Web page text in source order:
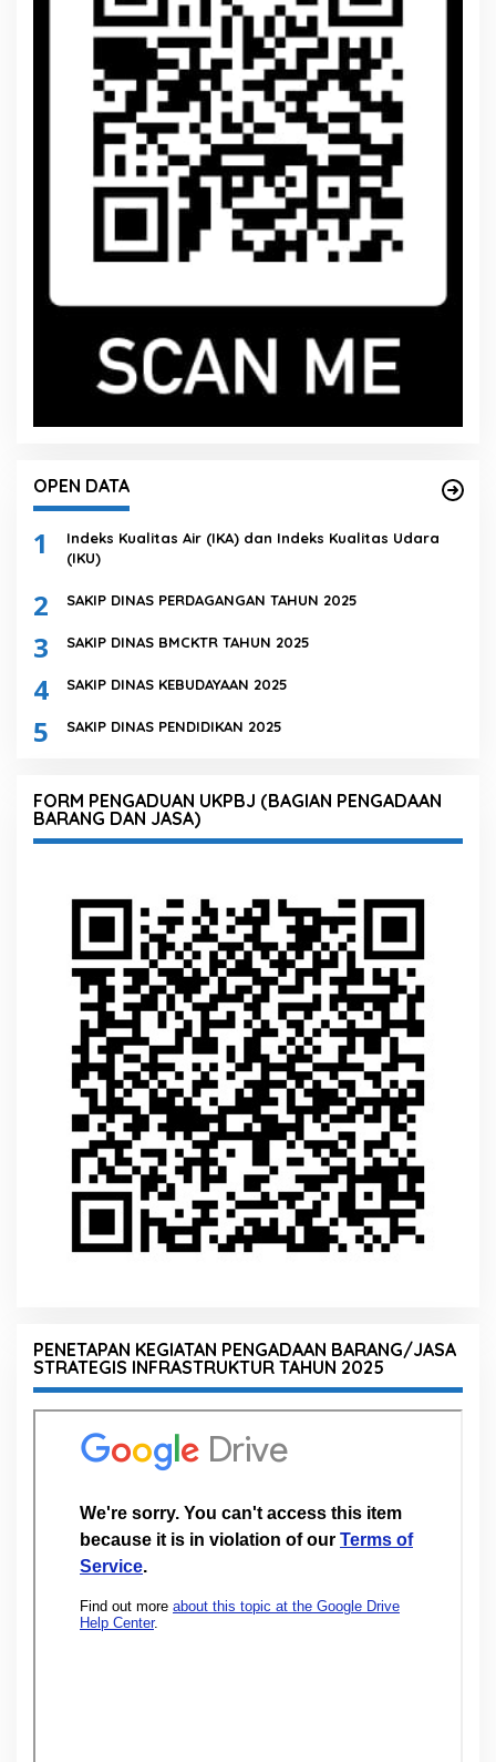
OPEN DATA
1
Indeks Kualitas Air (IKA) dan Indeks Kualitas Udara
(IKU)
2 SAKIP DINAS PERDAGANGAN TAHUN 2025
3 SAKIP DINAS BMCKTR TAHUN 2025
4 SAKIP DINAS KEBUDAYAAN 2025
5 SAKIP DINAS PENDIDIKAN 2025
FORM PENGADUAN UKPBJ (BAGIAN PENGADAAN
BARANG DAN JASA)
PENETAPAN KEGIATAN PENGADAAN BARANG/JASA
STRATEGIS INFRASTRUKTUR TAHUN 2025